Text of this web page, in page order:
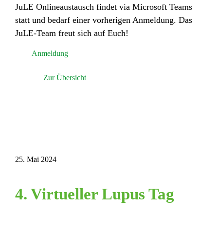
JuLE Onlineaustausch findet via Microsoft Teams
statt und bedarf einer vorherigen Anmeldung. Das
JuLE-Team freut sich auf Euch!
Anmeldung
Zur Übersicht
25. Mai 2024
4. Virtueller Lupus Tag